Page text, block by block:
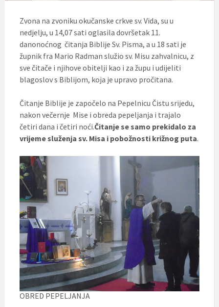
Zvona na zvoniku okučanske crkve sv. Vida, su u
nedjelju, u 14,07 sati oglasila dovršetak 11.
danonoćnog čitanja Biblije Sv. Pisma, a u 18 sati je
župnik fra Mario Radman služio sv. Misu zahvalnicu, z
sve čitače i njihove obitelji kao i za župu i udijeliti
blagoslov s Biblijom, koja je upravo pročitana.
Čitanje Biblije je započelo na Pepelnicu Čistu srijedu,
nakon večernje Mise i obreda pepeljanja i trajalo
četiri dana i četiri noći.Čitanje se samo prekidalo za
vrijeme služenja sv. Misa i pobožnosti križnog puta.
OBRED PEPELJANJA